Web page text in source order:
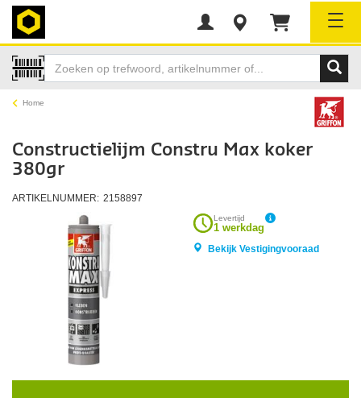
Home
Constructielijm Constru Max koker
380gr
ARTIKELNUMMER: 2158897
Levertijd
1 werkdag
Bekijk Vestigingvooraad